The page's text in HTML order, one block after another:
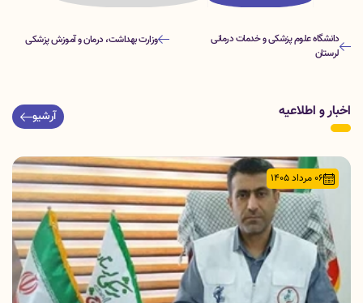
دانشگاه علوم پزشکی و خدمات درمانی
لرستان
وزارت بهداشت، درمان و آموزش پزشکی
اخبار و اطلاعیه آرشیو
06 مرداد 1405